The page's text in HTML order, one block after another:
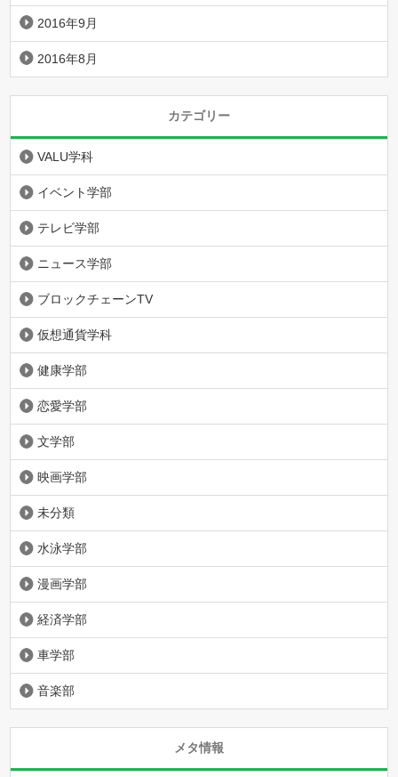
2016年9月
2016年8月
カテゴリー
VALU学科
イベント学部
テレビ学部
ニュース学部
ブロックチェーンTV
仮想通貨学科
健康学部
恋愛学部
文学部
映画学部
未分類
水泳学部
漫画学部
経済学部
車学部
音楽部
メタ情報